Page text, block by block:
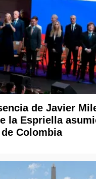
de Javier
la Espriella
Colombia